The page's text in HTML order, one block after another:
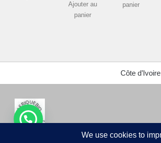
Ajouter au
panier
panier
Côte d’Ivoire